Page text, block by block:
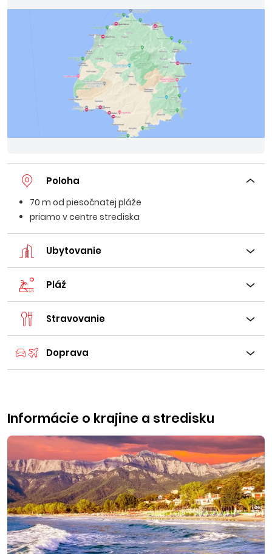
Poloha
70 m od piesočnatej pláže
priamo v centre strediska
Ubytovanie
Pláž
Stravovanie
Doprava
Informácie o krajine a stredisku